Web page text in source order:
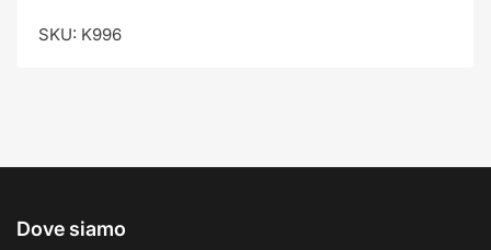
SKU: K996
Dove siamo